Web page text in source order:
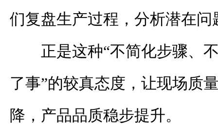
们复盘生产过程，分析潜在问
正是这种“不简化步骤、
了事”的较真态度，让现场质
降，产品品质稳步提升。